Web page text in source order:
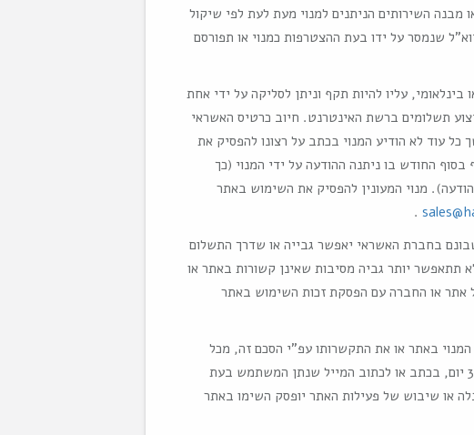
או מבנה השירותים הניתנים למנוי מעת לעת לפי שיקול
שנמסר על ידו בעת ההצטרפות כמנוי או תפורסם
עליו להיות תקף וניתן לסליקה על ידי אחת
תשלומים ברשת האינטרנט. חיוב כרטיס האשראי
עוד לא הודיע המנוי בכתב על רצונו להפסיק את
החודש בו ניתנה ההודעה על ידי המנוי (כך
מנוי המעונין להפסיק את השימוש באתר
.
בחברת האשראי יאפשר גבייה או שדרך התשלום
יותר גביה מסיבות שאינן קשורות באתר או
אתר או החברה עם הפסקת זכות השימוש באתר
באתר או את התקשרותו עפ"י הסכם זה, מכל
סיבה שהיא, לפי שיקול דעתם הבלעדית, בהודעה מראש של 30 יום, בכתב או לכתוב המייל שנתן המשתמש בעת
או שיבוש של פעילות האתר יופסק השימו באתר